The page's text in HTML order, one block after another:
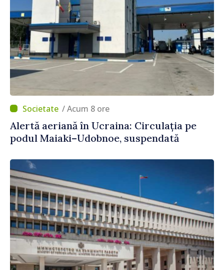
/ Acum 8 ore
Alertă aeriană în Ucraina: Circulația pe
podul Maiaki–Udobnoe, suspendată